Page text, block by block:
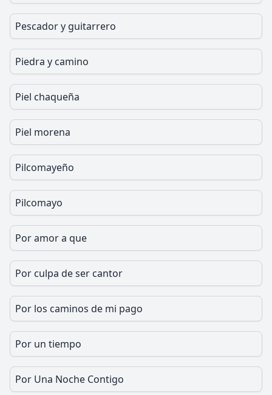
Pescador y guitarrero
Piedra y camino
Piel chaqueña
Piel morena
Pilcomayeño
Pilcomayo
Por amor a que
Por culpa de ser cantor
Por los caminos de mi pago
Por un tiempo
Por Una Noche Contigo